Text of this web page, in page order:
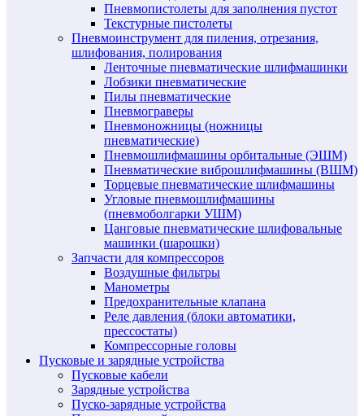
Пневмопистолеты для заполнения пустот
Текстурные пистолеты
Пневмоинструмент для пиления, отрезания,
шлифования, полирования
Ленточные пневматические шлифмашинки
Лобзики пневматические
Пилы пневматические
Пневмограверы
Пневмоножницы (ножницы
пневматические)
Пневмошлифмашины орбитальные (ЭШМ)
Пневматические виброшлифмашины (ВШМ)
Торцевые пневматические шлифмашины
Угловые пневмошлифмашины
(пневмоболгарки УШМ)
Цанговые пневматические шлифовальные
машинки (шарошки)
Запчасти для компрессоров
Воздушные фильтры
Манометры
Предохранительные клапана
Реле давления (блоки автоматики,
прессостаты)
Компрессорные головы
Пусковые и зарядные устройства
Пусковые кабели
Зарядные устройства
Пуско-зарядные устройства